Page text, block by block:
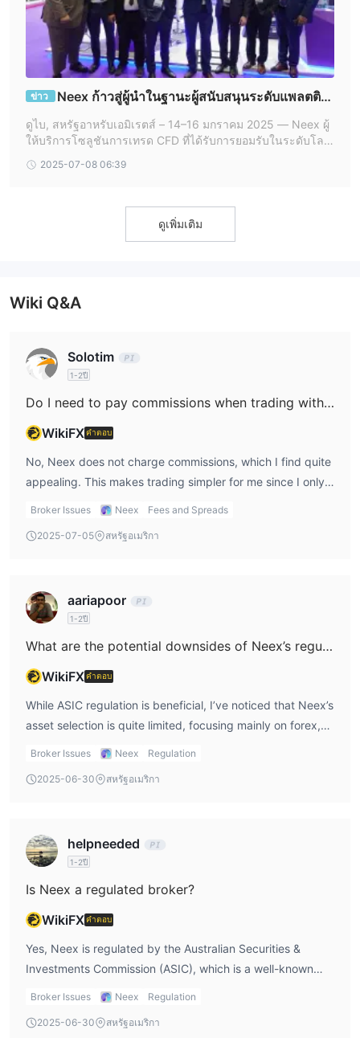
ข่าว
Neex ก้าวสู่ผู้นำในฐานะผู้สนับสนุนระดับแพลตตินั
มที่ iFX Expo Dubai 2025
ดูไบ, สหรัฐอาหรับเอมิเรตส์ – 14–16 มกราคม 2025 — Neex ผู้
ให้บริการโซลูชันการเทรด CFD ที่ได้รับการยอมรับในระดับโลก
ยการเข้าร่วมเป็นผู้สนับสนุนร
2025-07-08 06:39
ดูเพิ่มเติม
Wiki Q&A
Solotim
1-2ปี
Do I need to pay commissions when trading with Neex?
WikiFXคำตอบ
No, Neex does not charge commissions, which I find quite
appealing. This makes trading simpler for me since I only
need to worry about the spread. As highlighted in Neex
who want to avoid additional costs and focus solely on the
Broker Issues Neex Fees and Spreads
2025-07-05 สหรัฐอเมริกา
aariapoor
1-2ปี
What are the potential downsides of Neex’s regulation?
WikiFXคำตอบ
While ASIC regulation is beneficial, I’ve noticed that Neex’s
asset selection is quite limited, focusing mainly on forex,
commodities, and indices. From what I’ve seen in Neex
cryptocurrencies might be disappointed. Although the
Broker Issues Neex Regulation
2025-06-30 สหรัฐอเมริกา
helpneeded
1-2ปี
Is Neex a regulated broker?
WikiFXคำตอบ
Yes, Neex is regulated by the Australian Securities &
Investments Commission (ASIC), which is a well-known
regulatory body. From my perspective, this gives me
Neex reviews, ASIC regulation ensures that Neex follows
Broker Issues Neex Regulation
2025-06-30 สหรัฐอเมริกา